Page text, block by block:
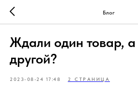
Блог
Ждали один товар,
другой?
2023-08-24 17:48 2 СТРАНИЦА